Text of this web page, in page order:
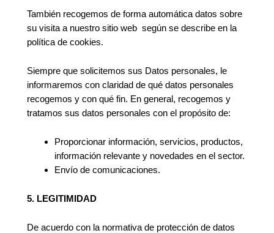
También recogemos de forma automática datos sobre
su visita a nuestro sitio web según se describe en la
política de cookies.
Siempre que solicitemos sus Datos personales, le
informaremos con claridad de qué datos personales
recogemos y con qué fin. En general, recogemos y
tratamos sus datos personales con el propósito de:
Proporcionar información, servicios, productos,
información relevante y novedades en el sector.
Envío de comunicaciones.
5. LEGITIMIDAD
De acuerdo con la normativa de protección de datos